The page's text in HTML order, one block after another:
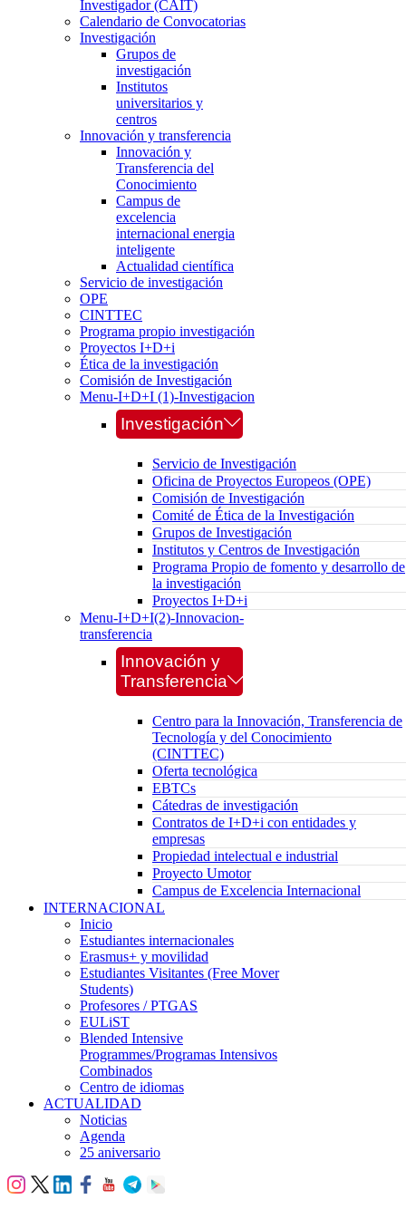
Investigador (CAIT)
Calendario de Convocatorias
Investigación
Grupos de
investigación
Institutos
universitarios y
centros
Innovación y transferencia
Innovación y
Transferencia del
Conocimiento
Campus de
excelencia
internacional energia
inteligente
Actualidad científica
Servicio de investigación
OPE
CINTTEC
Programa propio investigación
Proyectos I+D+i
Ética de la investigación
Comisión de Investigación
Menu-I+D+I (1)-Investigacion
Investigación
Servicio de Investigación
Oficina de Proyectos Europeos (OPE)
Comisión de Investigación
Comité de Ética de la Investigación
Grupos de Investigación
Institutos y Centros de Investigación
Programa Propio de fomento y desarrollo de
la investigación
Proyectos I+D+i
Menu-I+D+I(2)-Innovacion-
transferencia
Innovación y
Transferencia
Centro para la Innovación, Transferencia de
Tecnología y del Conocimiento
(CINTTEC)
Oferta tecnológica
EBTCs
Cátedras de investigación
Contratos de I+D+i con entidades y
empresas
Propiedad intelectual e industrial
Proyecto Umotor
Campus de Excelencia Internacional
INTERNACIONAL
Inicio
Estudiantes internacionales
Erasmus+ y movilidad
Estudiantes Visitantes (Free Mover
Students)
Profesores / PTGAS
EULiST
Blended Intensive
Programmes/Programas Intensivos
Combinados
Centro de idiomas
ACTUALIDAD
Noticias
Agenda
25 aniversario